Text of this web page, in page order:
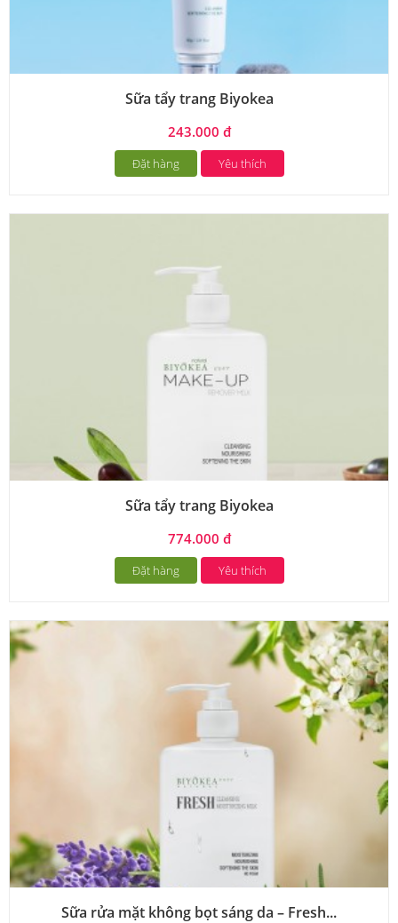
Sữa tẩy trang Biyokea
243.000 đ
Đặt hàng Yêu thích
Sữa tẩy trang Biyokea
774.000 đ
Đặt hàng Yêu thích
Sữa rửa mặt không bọt sáng da – Fresh...